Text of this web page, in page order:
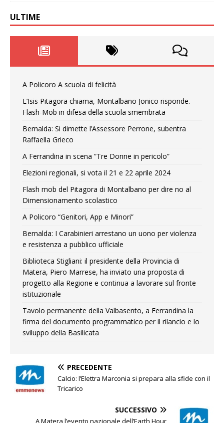
ULTIME
A Policoro A scuola di felicità
L’Isis Pitagora chiama, Montalbano Jonico risponde.
Flash-Mob in difesa della scuola smembrata
Bernalda: Si dimette l’Assessore Perrone, subentra
Raffaella Grieco
A Ferrandina in scena “Tre Donne in pericolo”
Elezioni regionali, si vota il 21 e 22 aprile 2024
Flash mob del Pitagora di Montalbano per dire no al
Dimensionamento scolastico
A Policoro “Genitori, App e Minori”
Bernalda: I Carabinieri arrestano un uono per violenza
e resistenza a pubblico ufficiale
Biblioteca Stigliani: il presidente della Provincia di
Matera, Piero Marrese, ha inviato una proposta di
progetto alla Regione e continua a lavorare sul fronte
istituzionale
Tavolo permanente della Valbasento, a Ferrandina la
firma del documento programmatico per il rilancio e lo
sviluppo della Basilicata
PRECEDENTE
Calcio: l’Elettra Marconia si prepara alla sfide con il
Tricarico
SUCCESSIVO
A Matera l’evento nazionale dell’Earth Hour